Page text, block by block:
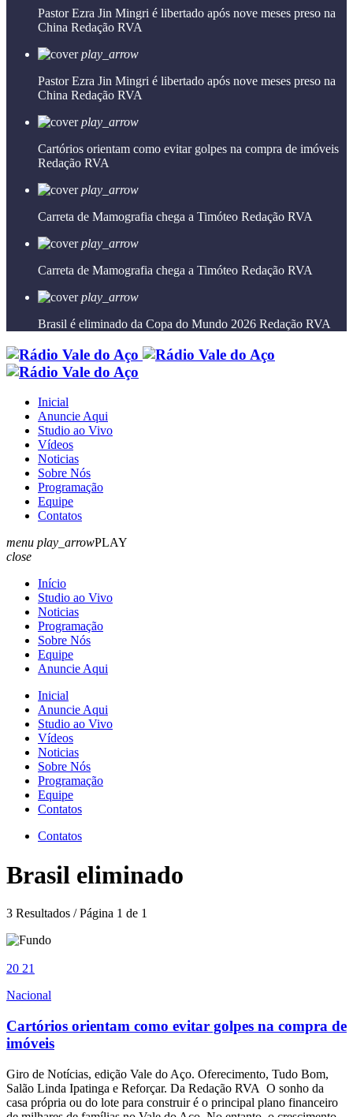
Pastor Ezra Jin Mingri é libertado após nove meses preso na
China Redação RVA
play_arrow
Pastor Ezra Jin Mingri é libertado após nove meses preso na
China Redação RVA
play_arrow
Cartórios orientam como evitar golpes na compra de imóveis
Redação RVA
play_arrow
Carreta de Mamografia chega a Timóteo Redação RVA
play_arrow
Carreta de Mamografia chega a Timóteo Redação RVA
play_arrow
Brasil é eliminado da Copa do Mundo 2026 Redação RVA
Inicial
Anuncie Aqui
Studio ao Vivo
Vídeos
Noticias
Sobre Nós
Programação
Equipe
Contatos
menu play_arrowPLAY
close
Início
Studio ao Vivo
Noticias
Programação
Sobre Nós
Equipe
Anuncie Aqui
Inicial
Anuncie Aqui
Studio ao Vivo
Vídeos
Noticias
Sobre Nós
Programação
Equipe
Contatos
Contatos
Brasil eliminado
3 Resultados / Página 1 de 1
20 21
Nacional
Cartórios orientam como evitar golpes na compra de
imóveis
Giro de Notícias, edição Vale do Aço. Oferecimento, Tudo Bom,
Salão Linda Ipatinga e Reforçar. Da Redação RVA O sonho da
casa própria ou do lote para construir é o principal plano financeiro